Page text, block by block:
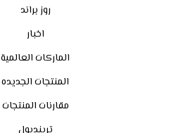
روز براند
اخبار
الماركات العالمية
المنتجات الجديده
مقارنات المنتجات
ترينديول